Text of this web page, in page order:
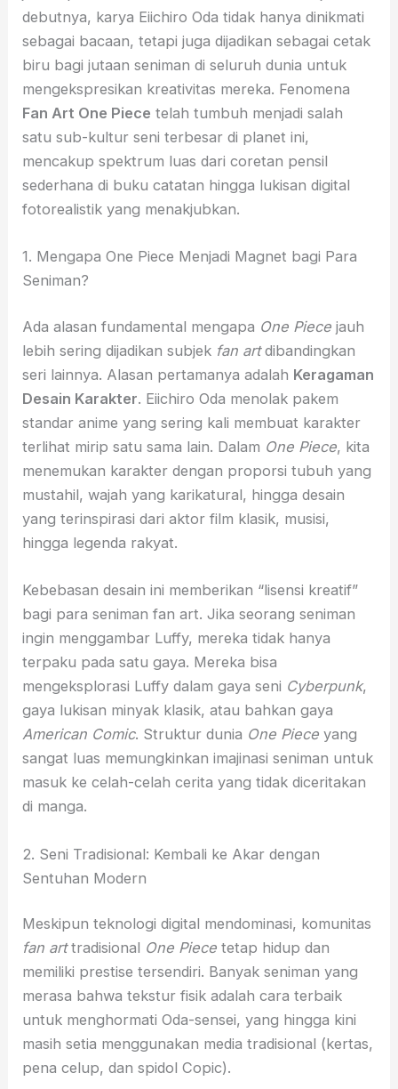
debutnya, karya Eiichiro Oda tidak hanya dinikmati
sebagai bacaan, tetapi juga dijadikan sebagai cetak
biru bagi jutaan seniman di seluruh dunia untuk
mengekspresikan kreativitas mereka. Fenomena
Fan Art One Piece telah tumbuh menjadi salah
satu sub-kultur seni terbesar di planet ini,
mencakup spektrum luas dari coretan pensil
sederhana di buku catatan hingga lukisan digital
fotorealistik yang menakjubkan.
1. Mengapa One Piece Menjadi Magnet bagi Para
Seniman?
Ada alasan fundamental mengapa One Piece jauh
lebih sering dijadikan subjek fan artdibandingkan
seri lainnya. Alasan pertamanya adalah Keragaman
Desain Karakter. Eiichiro Oda menolak pakem
standar anime yang sering kali membuat karakter
terlihat mirip satu sama lain. Dalam One Piece, kita
menemukan karakter dengan proporsi tubuh yang
mustahil, wajah yang karikatural, hingga desain
yang terinspirasi dari aktor film klasik, musisi,
hingga legenda rakyat.
Kebebasan desain ini memberikan “lisensi kreatif”
bagi para seniman fan art. Jika seorang seniman
ingin menggambar Luffy, mereka tidak hanya
terpaku pada satu gaya. Mereka bisa
mengeksplorasi Luffy dalam gaya seni Cyberpunk,
gaya lukisan minyak klasik, atau bahkan gaya
American Comic. Struktur dunia One Piece yang
sangat luas memungkinkan imajinasi seniman untuk
masuk ke celah-celah cerita yang tidak diceritakan
di manga.
2. Seni Tradisional: Kembali ke Akar dengan
Sentuhan Modern
Meskipun teknologi digital mendominasi, komunitas
fan arttradisional One Piece tetap hidup dan
memiliki prestise tersendiri. Banyak seniman yang
merasa bahwa tekstur fisik adalah cara terbaik
untuk menghormati Oda-sensei, yang hingga kini
masih setia menggunakan media tradisional (kertas,
pena celup, dan spidol Copic).